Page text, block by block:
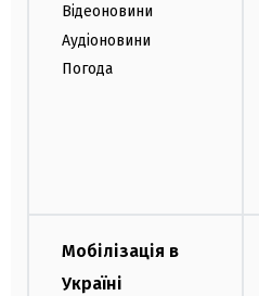
Відеоновини
Аудіоновини
Погода
Мобілізація в
Україні